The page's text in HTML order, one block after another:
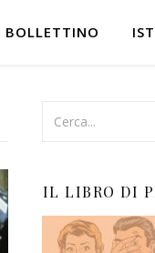
BOLLETTINO
IL LIBRO DI